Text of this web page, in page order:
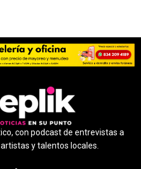
con podcast de entrevistas a
y talentos locales.